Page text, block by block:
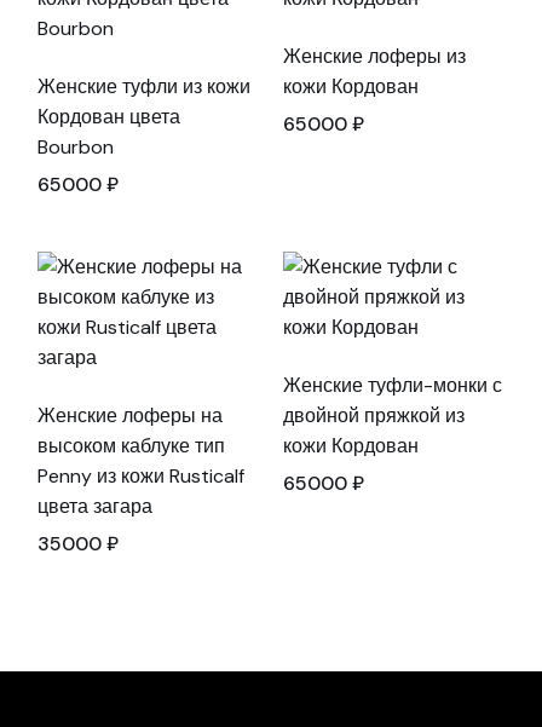
Женские туфли из кожи
Кордован цвета
Bourbon
65000₽
Женские лоферы из
кожи Кордован
65000₽
Женские лоферы на
высоком каблуке тип
Penny из кожи Rusticalf
цвета загара
35000₽
Женские туфли-монки с
двойной пряжкой из
кожи Кордован
65000₽